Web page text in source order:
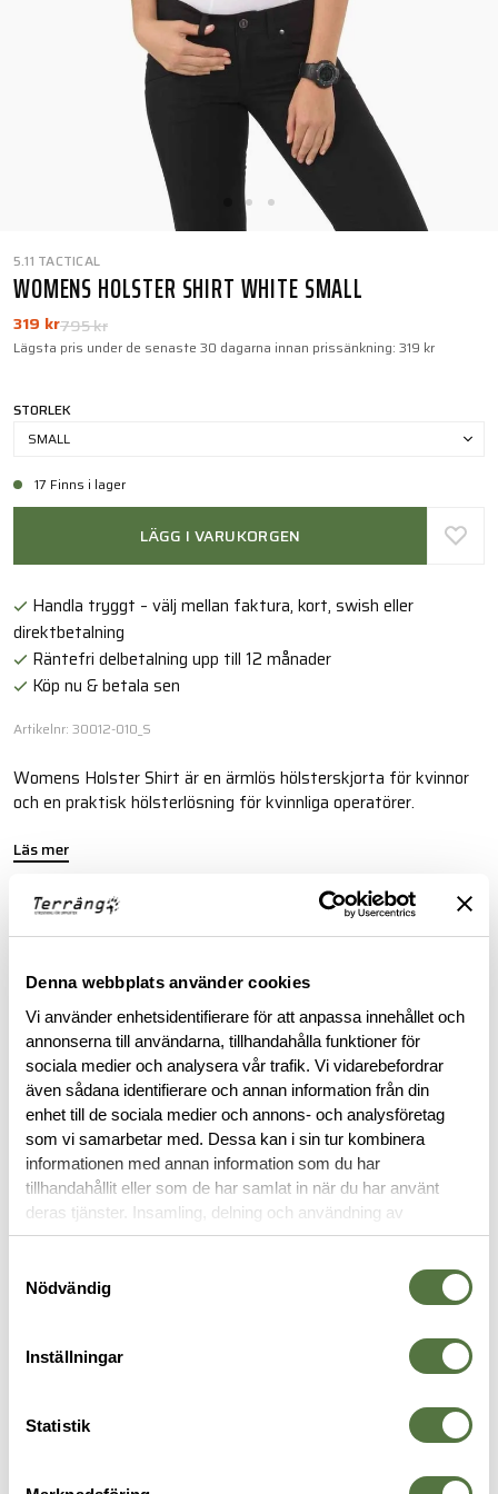
Denna webbplats använder cookies
Vi använder enhetsidentifierare för att anpassa innehållet och
annonserna till användarna, tillhandahålla funktioner för
sociala medier och analysera vår trafik. Vi vidarebefordrar
även sådana identifierare och annan information från din
enhet till de sociala medier och annons- och analysföretag
som vi samarbetar med. Dessa kan i sin tur kombinera
informationen med annan information som du har
tillhandahållit eller som de har samlat in när du har använt
deras tjänster. Insamling, delning och användning av
personuppgifter kan användas för personalisering av
Nödvändig
Inställningar
Statistik
5.11 TACTICAL
WOMENS HOLSTER SHIRT WHITE SMALL
795 kr
319 kr
Lägsta pris under de senaste 30 dagarna innan prissänkning: 319 kr
STORLEK
SMALL
17 Finns i lager
LÄGG I VARUKORGEN
Handla tryggt – välj mellan faktura, kort, swish eller
direktbetalning
Räntefri delbetalning upp till 12 månader
Köp nu & betala sen
Artikelnr: 30012-010_S
Womens Holster Shirt är en ärmlös hölsterskjorta för kvinnor
och en praktisk hölsterlösning för kvinnliga operatörer.
Läs mer
FINNS I FÖLJANDE FÄRGER
BESKRIVNING
RECENSIONER
OM VARUMÄRKET
PRO Mission